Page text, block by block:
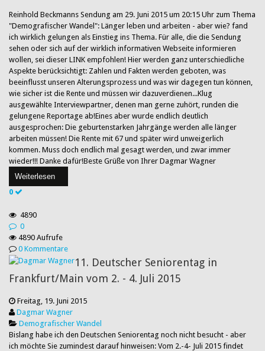
Reinhold Beckmanns Sendung am 29. Juni 2015 um 20:15 Uhr zum Thema
"Demografischer Wandel": Länger leben und arbeiten - aber wie? fand
ich wirklich gelungen als Einstieg ins Thema. Für alle, die die Sendung
sehen oder sich auf der wirklich informativen Webseite informieren
wollen, sei dieser LINK empfohlen! Hier werden ganz unterschiedliche
Aspekte berücksichtigt: Zahlen und Fakten werden geboten, was
beeinflusst unseren Alterungsprozess und was wir dagegen tun können,
wie sicher ist die Rente und müssen wir dazuverdienen...Klug
ausgewählte Interviewpartner, denen man gerne zuhört, runden die
gelungene Reportage ab!Eines aber wurde endlich deutlich
ausgesprochen: Die geburtenstarken Jahrgänge werden alle länger
arbeiten müssen! Die Rente mit 67 und später wird unweigerlich
kommen. Muss doch endlich mal gesagt werden, und zwar immer
wieder!!! Danke dafür!Beste Grüße von Ihrer Dagmar Wagner
Weiterlesen
0
4890
0
4890 Aufrufe
0 Kommentare
11. Deutscher Seniorentag in
Frankfurt/Main vom 2. - 4. Juli 2015
Freitag, 19. Juni 2015
Dagmar Wagner
Demografischer Wandel
Bislang habe ich den Deutschen Seniorentag noch nicht besucht - aber
ich möchte Sie zumindest darauf hinweisen: Vom 2.-4- Juli 2015 findet